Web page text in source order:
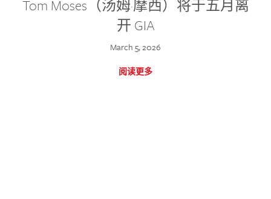
Tom Moses（汤姆·摩西）将于五月离
开 GIA
March 5, 2026
阅读更多